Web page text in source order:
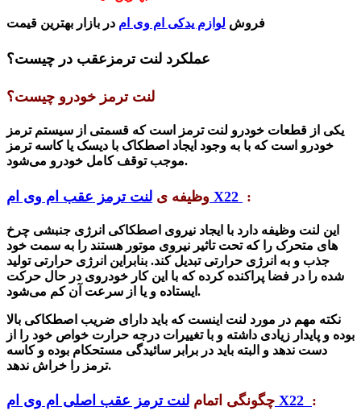
فروش لوازم یدکی ام وی ام در بازار بهترین قیمت
عملکرد لنت ترمزعقب در چیست؟
لنت ترمز خودرو چیست؟
یکی از قطعات خودرو لنت ترمز است که قسمتی از سیستم ترمز
خودرو است که با به وجود ایجاد اصطکاک با دیسک یا کاسه ترمز
موجب توقف کامل خودرو می‌شود.
وظیفه ی لنت ترمز عقب ام وی ام X22 :
این لنت وظیفه دارد با ایجاد نیروی اصطکاکی انرژی جنبشی چرخ
های متحرک را که تحت تاثیر نیروی موتور هستند را به سمت خود
جذب و به انرژی حرارتی تبدیل کند. بنابراین انرژی حرارتی تولید
شده را در فضا پراکنده کرده که با این کار خودروی در حال حرکت
ایستاده و یا از سرعت آن کم می‌شود.
نکته مهم در مورد لنت اینست که باید دارای ضریب اصطکاکی بالا
بوده و پایدار زیادی داشته و با تغییرات درجه حرارت خواص خود را از
دست ندهد و البته باید در برابر سائیدگی مستحکام بوده و کاسه
ترمز را خراش ندهد.
چگونگی اتمام لنت ترمز عقب اصلی ام وی ام X22 :